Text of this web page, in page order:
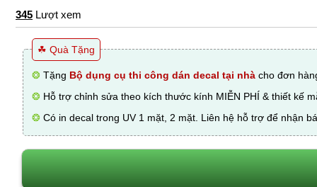
345 Lượt xem
☘ Quà Tặng
❂ Tặng Bộ dụng cụ thi công dán decal tại nhà cho đơn
❂ Hỗ trợ chỉnh sửa theo kích thước kính MIỄN PHÍ & thiết kế
❂ Có in decal trong UV 1 mặt, 2 mặt. Liên hệ hỗ trợ để nhận